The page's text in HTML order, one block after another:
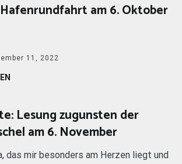
am 6. Oktober
11, 2022
Lesung zugunsten der
am 6. November
das mir besonders am Herzen liegt und